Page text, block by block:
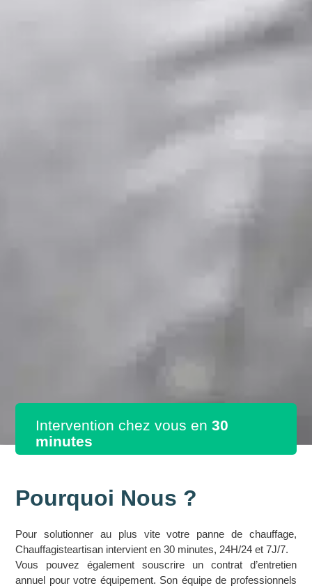
Intervention chez vous en 30
minutes
Pourquoi Nous ?
Pour solutionner au plus vite votre panne de chauffage,
Chauffagisteartisan intervient en 30 minutes, 24H/24 et 7J/7.
Vous pouvez également souscrire un contrat d’entretien
annuel pour votre équipement. Son équipe de professionnels